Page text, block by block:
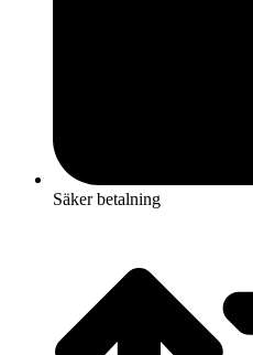
Säker betalning